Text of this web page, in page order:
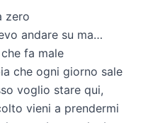
zero
andare su ma…
fa male
che ogni giorno sale
voglio stare qui,
vieni a prendermi